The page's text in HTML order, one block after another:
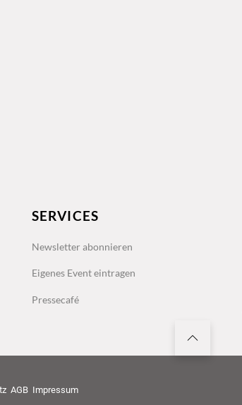
SERVICES
Newsletter abonnieren
Eigenes Event eintragen
Pressecafé
AGB Impressum